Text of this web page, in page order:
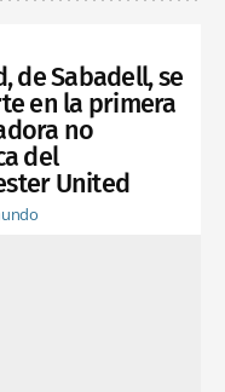
de Sabadell, se
en la primera
no
del
United